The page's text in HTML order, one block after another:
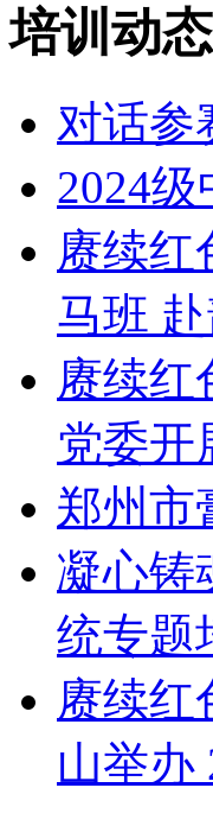
培训动态
对话参
2024
赓续
马班
赓续
党委开
郑州市
凝心
统专题
赓续
山举办